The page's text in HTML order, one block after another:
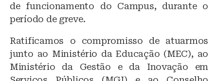
de funcionamento do Campus, durante o
período de greve.
Ratificamos o compromisso de atuarmos
junto ao Ministério da Educação (MEC), ao
Ministério da Gestão e da Inovação em